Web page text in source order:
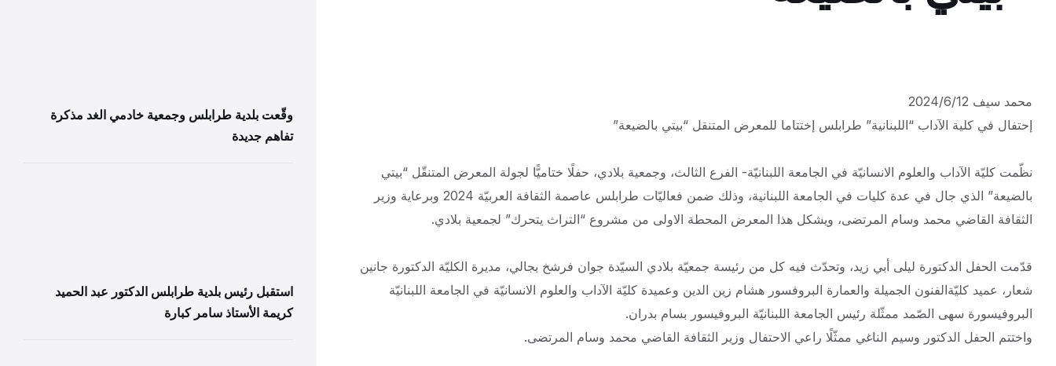
محمد سيف 2024/6/12
إحتفال في كلية الآداب “اللبنانية” طرابلس إختتاما للمعرض المتنقل “بيتي بالضيعة”
نظّمت كليّة الآداب والعلوم الانسانيّة في الجامعة اللبنانيّة- الفرع الثالث، وجمعية بلادي، حفلًا ختاميًّا لجولة المعرض المتنقّل “بيتي
بالضيعة” الذي جال في عدة كليات في الجامعة اللبنانية، وذلك ضمن فعاليّات طرابلس عاصمة الثقافة العربيّة 2024 وبرعاية وزير
الثقافة القاضي محمد وسام المرتضى، ويشكل هذا المعرض المحطة الاولى من مشروع “التراث يتحرك” لجمعية بلادي.
قدّمت الحفل الدكتورة ليلى أبي زيد، وتحدّث فيه كل من رئيسة جمعيّة بلادي السيّدة جوان فرشخ بجالي، مديرة الكليّة الدكتورة جانين
شعار، عميد كليّةالفنون الجميلة والعمارة البروفسور هشام زين الدين وعميدة كليّة الآداب والعلوم الانسانيّة في الجامعة اللبنانيّة
البروفيسورة سهى الصّمد ممثّلة رئيس الجامعة اللبنانيّة البروفيسور بسام بدران.
واختتم الحفل الدكتور وسيم الناغي ممثّلًا راعي الاحتفال وزير الثقافة القاضي محمد وسام المرتضى.
وقّعت بلدية طرابلس وجمعية خادمي الغد مذكرة
تفاهم جديدة
استقبل رئيس بلدية طرابلس الدكتور عبد الحميد
كريمة الأستاذ سامر كبارة